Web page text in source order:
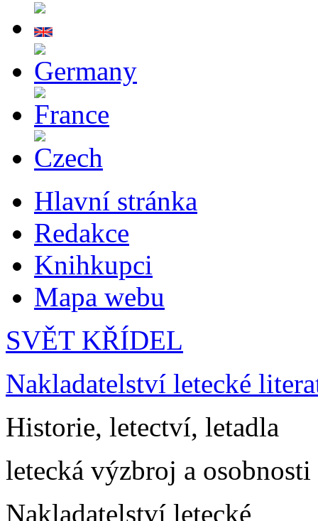
Hlavní stránka
Redakce
Knihkupci
Mapa webu
SVĚT KŘÍDEL
Nakladatelství letecké
Historie, letectví, letadla
letecká výzbroj a osobnosti
Nakladatelství letecké